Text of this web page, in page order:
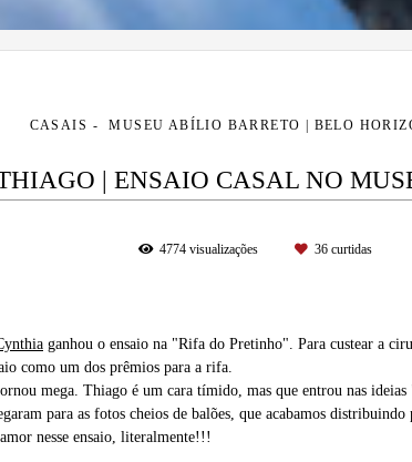
CASAIS MUSEU ABÍLIO BARRETO | BELO
| ENSAIO CASAL NO
4774visualizações 36curtidas
ganhou o ensaio na "Rifa do Pretinho". Para custear a
como um dos prêmios para a rifa.
mega. Thiago é um cara tímido, mas que entrou nas
para as fotos cheios de balões, que acabamos
nesse ensaio, literalmente!!!